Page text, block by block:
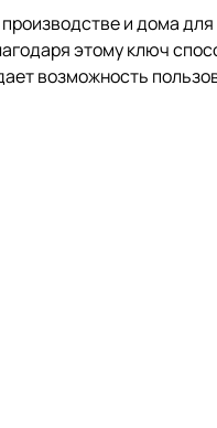
и дома
этому ключ
возможность